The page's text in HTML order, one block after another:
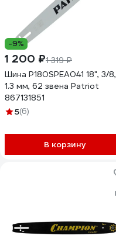
-9%
1 200 ₽1 319 ₽
Шина P180SPEA041 18", 3/8,
1.3 мм, 62 звена Patriot
867131851
5(6)
В корзину